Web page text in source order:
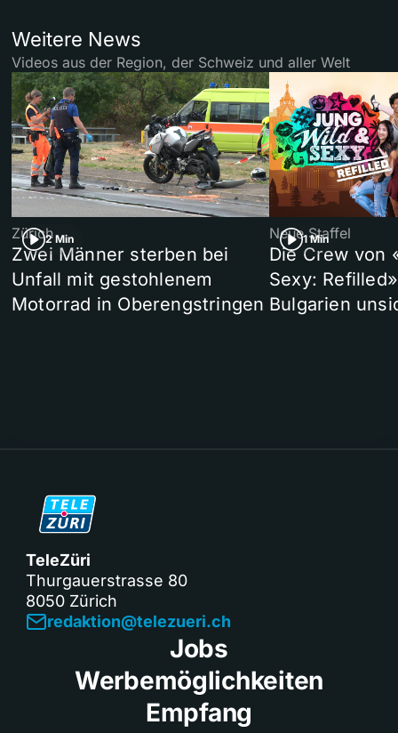
Weitere News
Videos aus der Region, der Schweiz und aller Welt
2 Min
Zürich
Zwei Männer sterben bei
Unfall mit gestohlenem
Motorrad in Oberengstringen
1 Min
Neue Staffel
Die Crew von
Sexy:
Bulgarien
TeleZüri
Thurgauerstrasse 80
8050 Zürich
redaktion@telezueri.ch
Jobs
Werbemöglichkeiten
Empfang